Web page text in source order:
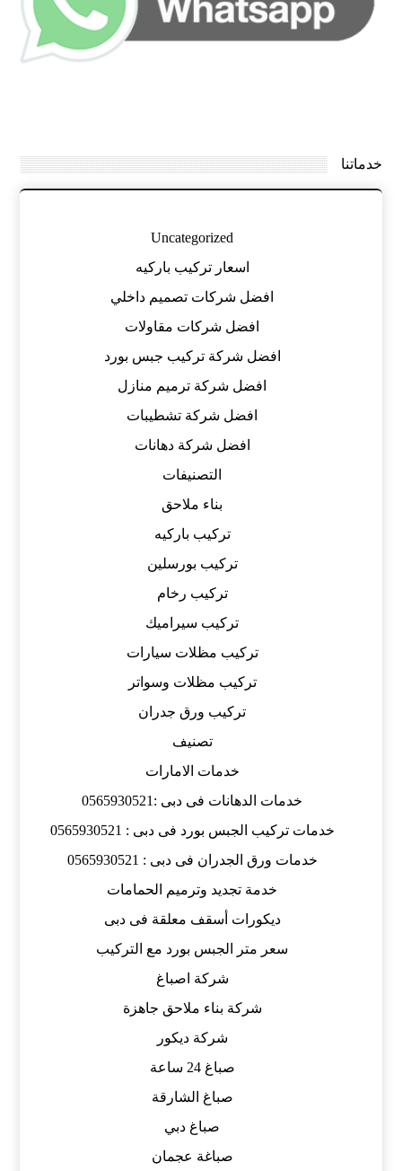
خدماتنا
Uncategorized
اسعار تركيب باركيه
افضل شركات تصميم داخلي
افضل شركات مقاولات
افضل شركة تركيب جبس بورد
افضل شركة ترميم منازل
افضل شركة تشطيبات
افضل شركة دهانات
التصنيفات
بناء ملاحق
تركيب باركيه
تركيب بورسلين
تركيب رخام
تركيب سيراميك
تركيب مظلات سيارات
تركيب مظلات وسواتر
تركيب ورق جدران
تصنيف
خدمات الامارات
خدمات الدهانات فى دبى :0565930521
خدمات تركيب الجبس بورد فى دبى : 0565930521
خدمات ورق الجدران فى دبى : 0565930521
خدمة تجديد وترميم الحمامات
ديكورات أسقف معلقة فى دبى
سعر متر الجبس بورد مع التركيب
شركة اصباغ
شركة بناء ملاحق جاهزة
شركة ديكور
صباغ 24 ساعة
صباغ الشارقة
صباغ دبي
صباغة عجمان